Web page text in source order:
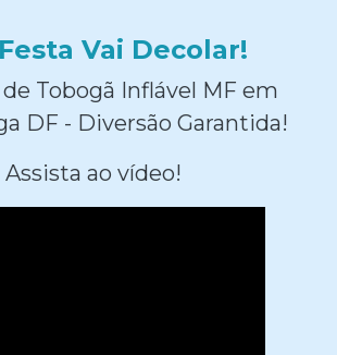
Vai Decolar!
de Tobogã Inflável MF em
DF - Diversão Garantida!
Assista ao vídeo!